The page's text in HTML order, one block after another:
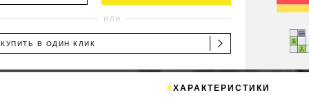
ИЛИ
КУПИТЬ В ОДИН КЛИК
ХАРАКТЕРИСТИКИ